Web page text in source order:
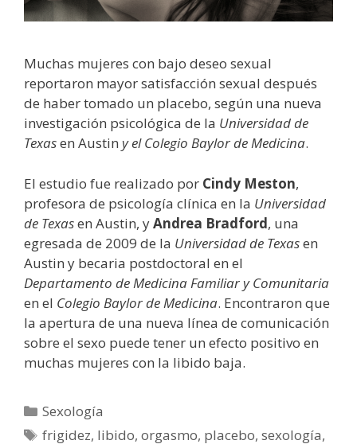
Muchas mujeres con bajo deseo sexual
reportaron mayor satisfacción sexual después
de haber tomado un placebo, según una nueva
investigación psicológica de la Universidad de
Texasen Austin y el Colegio Baylor de Medicina.
El estudio fue realizado por Cindy Meston,
profesora de psicología clínica en la Universidad
de Texasen Austin, yAndrea Bradford, una
egresada de 2009 de la Universidad de Texasen
Austin y becaria postdoctoral en el
Departamento de Medicina Familiar y Comunitaria
en el Colegio Baylor de Medicina. Encontraron que
la apertura de una nueva línea de comunicación
sobre el sexo puede tener un efecto positivo en
muchas mujeres con la libido baja.
Categorías
Sexología
Etiquetas
frigidez, libido,orgasmo, placebo,sexología,